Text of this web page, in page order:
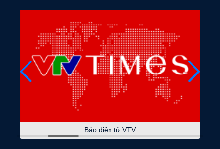
07:30 Không gian văn hóa nghệ thuật
08:15 Sách hay thay đổi cuộc đời
08:30 Tạp chí Kinh tế cuối tuần
Thời sự
09:05 Du lịch Việt Nam
Báo điện tử VTV